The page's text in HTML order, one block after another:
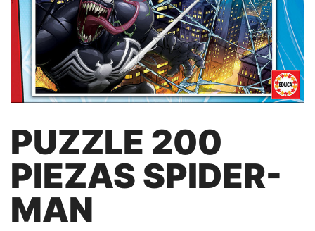
PUZZLE 200
PIEZAS SPIDER-
MAN